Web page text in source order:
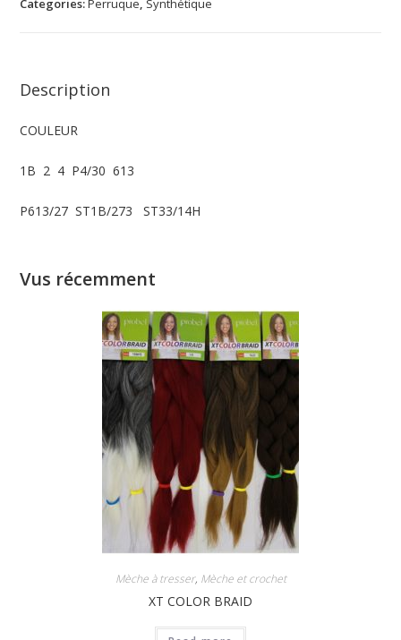
Categories: Perruque, Synthétique
Description
COULEUR
1B 2 4 P4/30 613
P613/27 ST1B/273 ST33/14H
Vus récemment
Mèche à tresser, Mèche et crochet
XT COLOR BRAID